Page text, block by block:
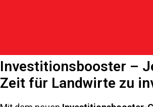
Investitionsbooster –
Zeit für Landwirte zu